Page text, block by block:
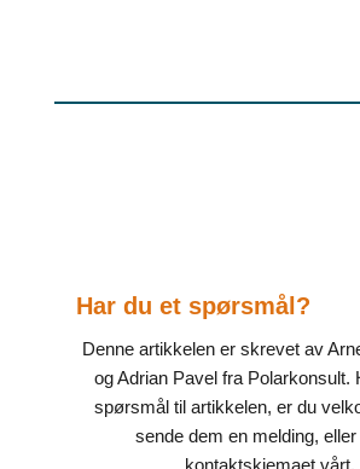
Har du et spørsmål?
Denne artikkelen er skrevet av
og Adrian Pavel fra Polarkonsult.
spørsmål til artikkelen, er du
sende dem en melding,